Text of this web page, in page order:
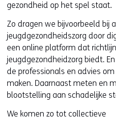
gezondheid op het spel staat.
Zo dragen we bijvoorbeeld bij
jeugdgezondheidszorg door
een online platform dat
jeugdgezondheidzorg biedt.
de professionals en advies
maken. Daarnaast meten en
blootstelling aan schadelijke
We komen zo tot collectieve